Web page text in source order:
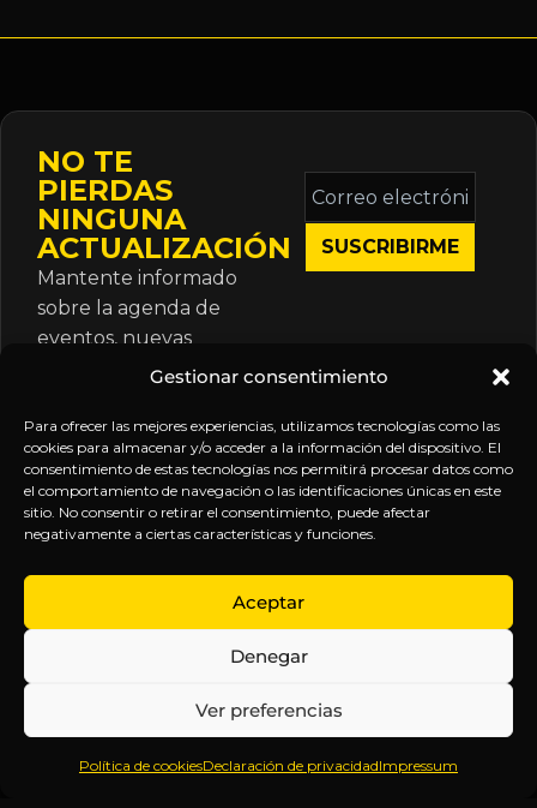
Gestionar consentimiento
Para ofrecer las mejores experiencias, utilizamos tecnologías como las
cookies para almacenar y/o acceder a la información del dispositivo. El
consentimiento de estas tecnologías nos permitirá procesar datos como
el comportamiento de navegación o las identificaciones únicas en este
sitio. No consentir o retirar el consentimiento, puede afectar
negativamente a ciertas características y funciones.
Aceptar
Denegar
Ver preferencias
Política de cookiesDeclaración de privacidadImpressum
NO TE
PIERDAS
NINGUNA
ACTUALIZACIÓN
Mantente informado
sobre la agenda de
eventos, nuevas
publicaciones y
suscripción.
Correo
electrónico
*
Inteligencia
Anticipándonos
EXPLORA
Inicio
Sobre
Contenido
Webinars
LEGAL
Política
de
Términos y
Aviso
SÍGUENOS